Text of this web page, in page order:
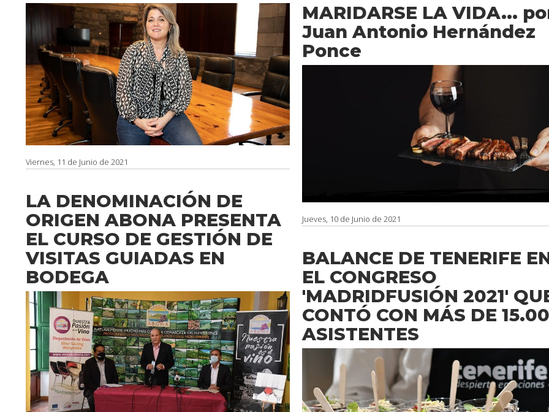
Viernes, 11 de Junio de 2021
LA DENOMINACIÓN DE
ORIGEN ABONA PRESENTA
EL CURSO DE GESTIÓN DE
VISITAS GUIADAS EN
BODEGA
MARIDARSE LA VIDA...
Juan Antonio Hernández
Ponce
Jueves, 10 de Junio de 2021
BALANCE DE TENERIFE
EL CONGRESO
'MADRIDFUSIÓN 2021'
CONTÓ CON MÁS DE
ASISTENTES